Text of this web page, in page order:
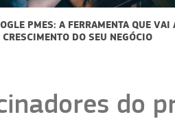
EMBALAGENS PARA DELIVERY:
SUSTENTABILIDADE PODE SER UM
do